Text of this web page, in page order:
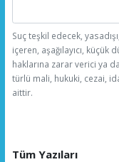
Suç teşkil edecek,
içeren, aşağılayıcı, küçük
haklarına zarar verici ya
türlü mali, hukuki, cezai,
aittir.
Tüm Yazıları